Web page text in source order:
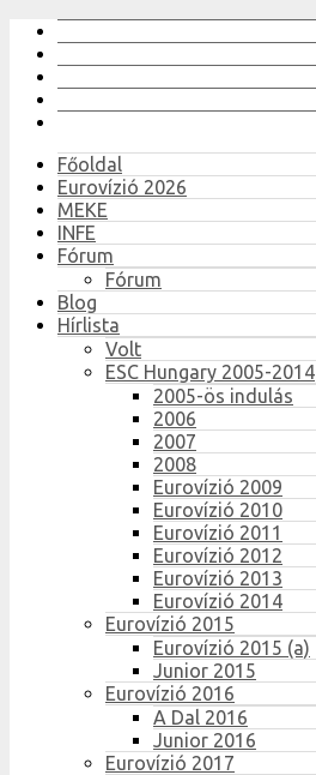
Főoldal
Eurovízió 2026
MEKE
INFE
Fórum
Fórum
Blog
Hírlista
Volt
ESC Hungary 2005-2014
2005-ös indulás
2006
2007
2008
Eurovízió 2009
Eurovízió 2010
Eurovízió 2011
Eurovízió 2012
Eurovízió 2013
Eurovízió 2014
Eurovízió 2015
Eurovízió 2015 (a)
Junior 2015
Eurovízió 2016
A Dal 2016
Junior 2016
Eurovízió 2017